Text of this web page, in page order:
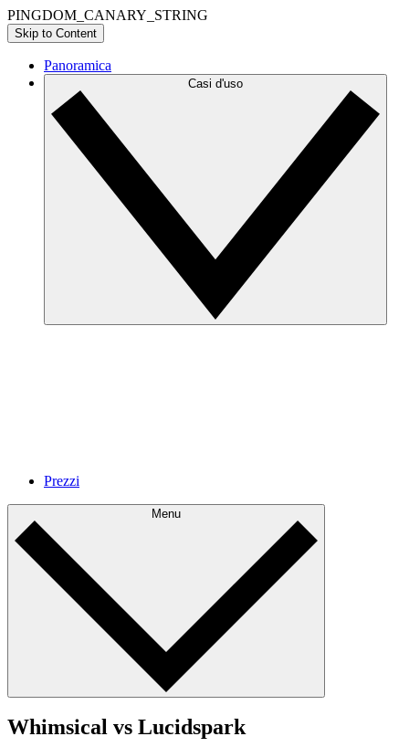
PINGDOM_CANARY_STRING
Skip to Content
Panoramica
Casi d'uso
Prezzi
Menu
Whimsical vs Lucidspark